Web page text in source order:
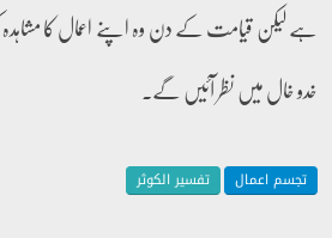
ہے لیکن قیامت کے دن وہ اپنے اعمال کا
خدو خال میں نظر آئیں گے۔
تجسم اعمال تفسیر الکوثر